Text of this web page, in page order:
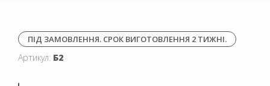
ПІД ЗАМОВЛЕННЯ. СРОК ВИГОТОВЛЕННЯ 2 ТИЖНІ.
Артикул: Б2